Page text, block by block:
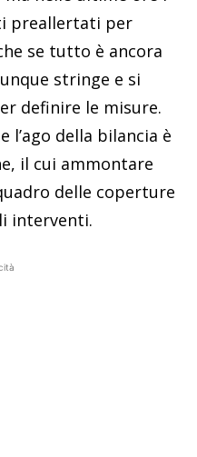
preallertati per
se tutto è ancora
stringe e si
definire le misure.
l’ago della bilancia è
il cui ammontare
delle coperture
interventi.